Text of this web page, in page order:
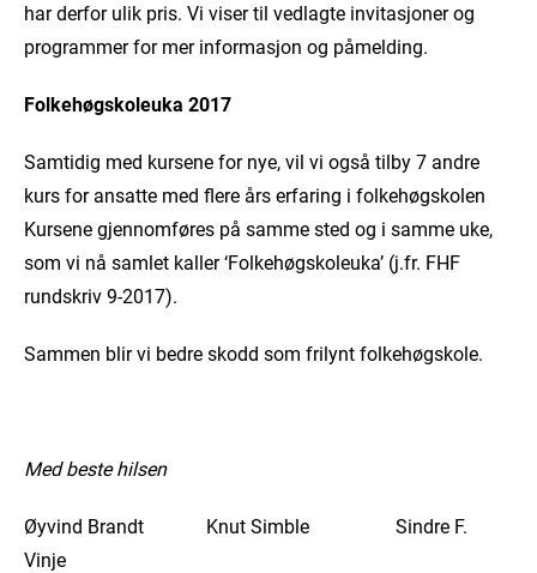
har derfor ulik pris. Vi viser til vedlagte invitasjoner og
programmer for mer informasjon og påmelding.
Folkehøgskoleuka 2017
Samtidig med kursene for nye, vil vi også tilby 7 andre
kurs for ansatte med flere års erfaring i folkehøgskolen
Kursene gjennomføres på samme sted og i samme uke,
som vi nå samlet kaller ‘Folkehøgskoleuka’ (j.fr. FHF
rundskriv 9-2017).
Sammen blir vi bedre skodd som frilynt folkehøgskole.
Med beste hilsen
Øyvind Brandt Knut Simble Sindre F.
Vinje